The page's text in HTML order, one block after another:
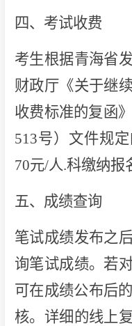
四、考试收费
考生根据青海省
财政厅《关于继
收费标准的复函
513号）文件规
70元/人.科缴纳报
五、成绩查询
笔试成绩发布之
询笔试成绩。若
可在成绩公布后
核。详细的线上